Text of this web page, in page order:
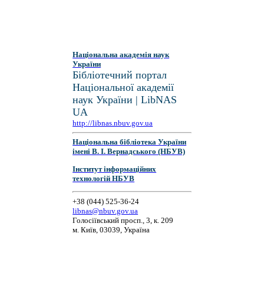
Національна академія наук
України
Бібліотечний портал
Національної академії
наук України | LibNAS
UA
http://libnas.nbuv.gov.ua
Національна бібліотека України
імені В. І. Вернадського (НБУВ)
Інститут інформаційних
технологій НБУВ
+38 (044) 525-36-24
libnas@nbuv.gov.ua
Голосіївський просп., 3, к. 209
м. Київ, 03039, Україна